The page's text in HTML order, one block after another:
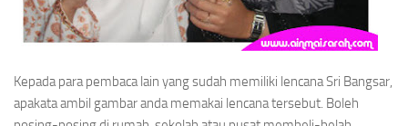
Kepada para pembaca lain yang sudah memiliki lencana Sri Bangsar,
apakata ambil gambar anda memakai lencana tersebut. Boleh